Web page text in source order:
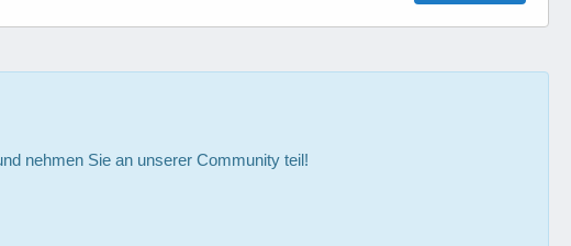
nehmen Sie an unserer Community teil!